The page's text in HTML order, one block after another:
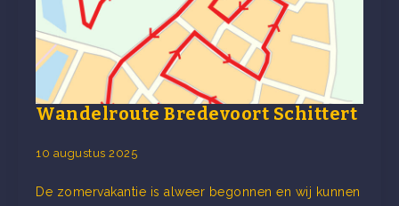
Wandelroute Bredevoort Schittert
10 augustus 2025
De zomervakantie is alweer begonnen en wij kunnen